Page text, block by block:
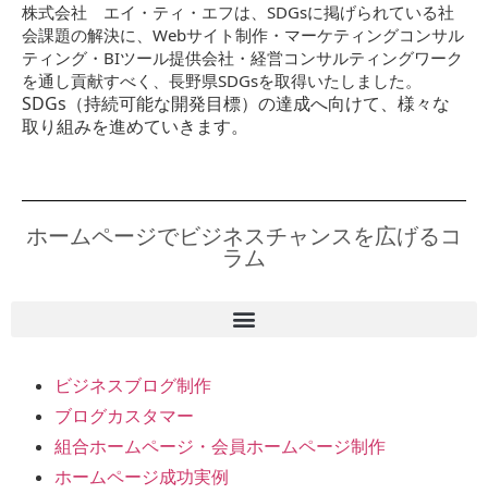
株式会社 エイ・ティ・エフは、SDGsに掲げられている社
会課題の解決に、Webサイト制作・マーケティングコンサル
ティング・BIツール提供会社・経営コンサルティングワーク
を通し貢献すべく、長野県SDGsを取得いたしました。
SDGs（持続可能な開発目標）の達成へ向けて、様々な
取り組みを進めていきます。
ホームページでビジネスチャンスを広げるコ
ラム
ビジネスブログ制作
ブログカスタマー
組合ホームページ・会員ホームページ制作
ホームページ成功実例